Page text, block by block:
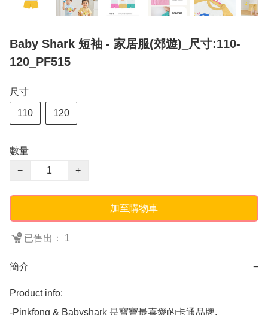
Baby Shark 短袖 - 家居服(郊遊)_尺寸:110-
120_PF515
尺寸
110 120
數量
−
+
加至購物車
已售出： 1
簡介 −
Product info:
-Pinkfong & Babyshark 是寶寶最喜愛的卡通品牌.